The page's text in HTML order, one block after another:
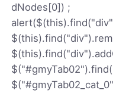
dNodes[0]) ;